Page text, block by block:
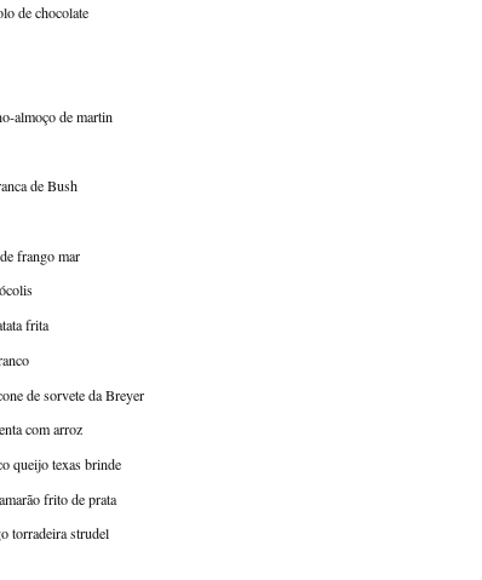
de chocolate
almoço de martin
de Bush
frango mar
frita
de sorvete da Breyer
com arroz
queijo texas brinde
frito de prata
torradeira strudel